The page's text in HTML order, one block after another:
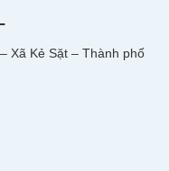
Xã Kẻ Sặt – Thành phố